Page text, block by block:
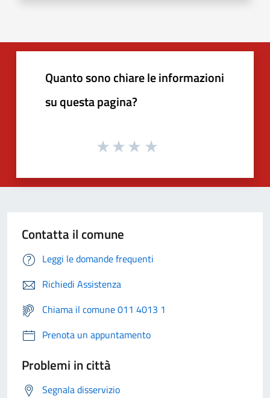
Quanto sono chiare le informazioni
su questa pagina?
Contatta il comune
Leggi le domande frequenti
Richiedi Assistenza
Chiama il comune 011 4013 1
Prenota un appuntamento
Problemi in città
Segnala disservizio